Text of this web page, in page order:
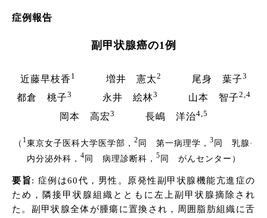
症例報告
副甲状腺癌の1例
近藤早枝香 1 増井 憲太2 尾身 葉子3
都倉 桃子3 永井 絵林3 山本 智子2,4
岡本 高宏3 長嶋 洋治4,5
（ 1東京女子医科大学医学部， 2同 第一病理学， 3同 乳腺·
内分泌外科， 4同 病理診断科， 5同 がんセンター）
要旨: 症例は60代，男性。原発性副甲状腺機能亢進症の
ため，隣接甲状腺組織とともに左上副甲状腺摘除され
た。副甲状腺全体が腫瘍に置換され，周囲脂肪組織に舌